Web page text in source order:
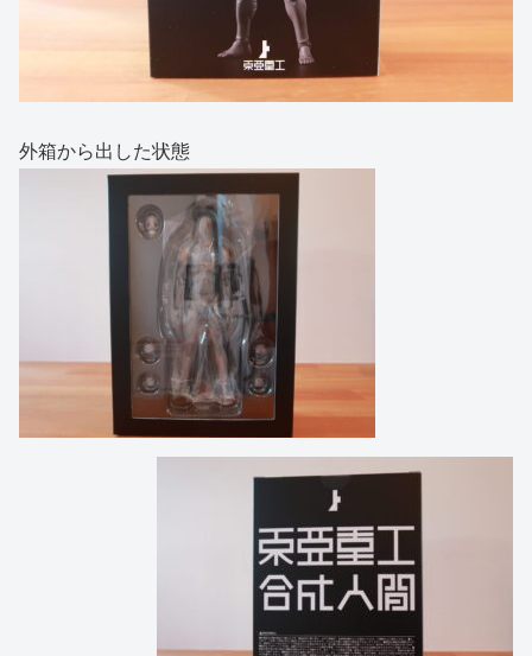
外箱から出した状態